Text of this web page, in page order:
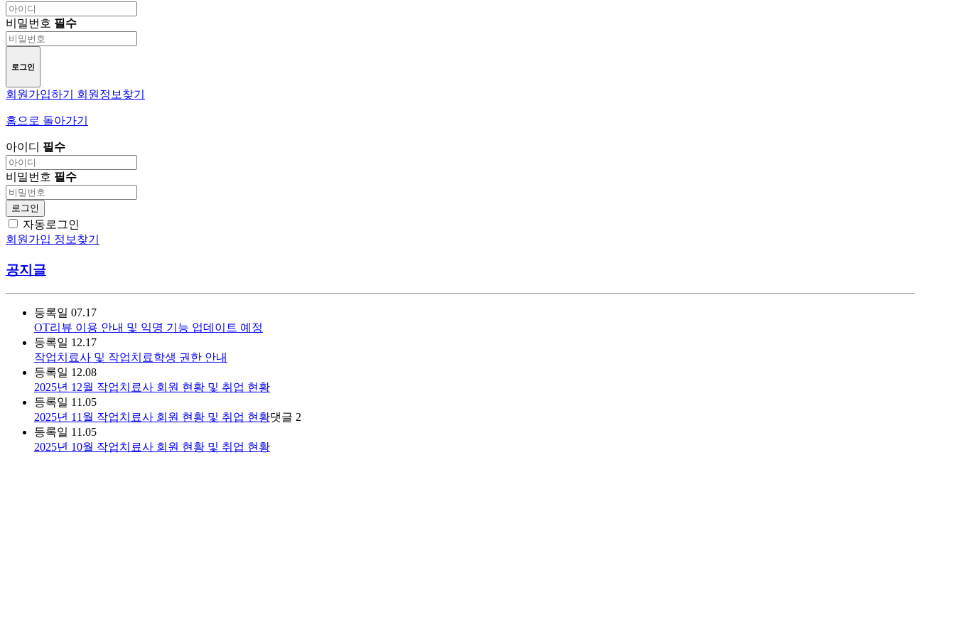
비밀번호 필수
로그인
회원가입하기 회원정보찾기
홈으로 돌아가기
아이디 필수
비밀번호 필수
로그인
자동로그인
회원가입 정보찾기
공지글
등록일 07.17
OT리뷰 이용 안내 및 익명 기능 업데이트 예정
등록일 12.17
작업치료사 및 작업치료학생 권한 안내
등록일 12.08
2025년 12월 작업치료사 회원 현황 및 취업 현황
등록일 11.05
2025년 11월 작업치료사 회원 현황 및 취업 현황댓글 2
등록일 11.05
2025년 10월 작업치료사 회원 현황 및 취업 현황